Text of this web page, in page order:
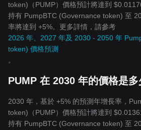
token)（PUMP）價格預計將達到
持有 PumpBTC (Governance token) 至
率將達到 +5%。更多詳情，請參考
2026 年、2027 年及 2030 - 2050 年
token) 價格預測
。
PUMP 在 2030 年的價格是多
2030 年，基於 +5% 的預測年增長率，
token)（PUMP）價格預計將達到
持有 PumpBTC (Governance token) 至